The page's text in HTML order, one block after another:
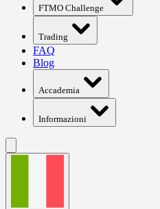
FTMO Challenge
Trading
FAQ
Blog
Accademia
Informazioni